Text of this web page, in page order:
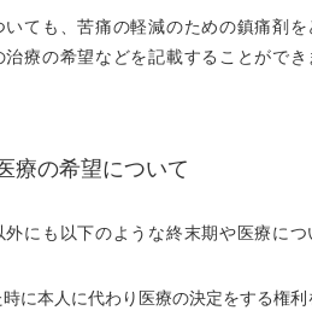
ても、苦痛の軽減のための鎮痛剤
療の希望などを記載することができ
療の希望について
にも以下のような終末期や医療に
に本人に代わり医療の決定をする権